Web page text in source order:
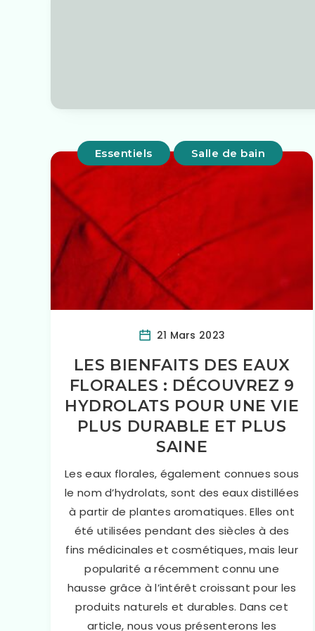
Essentiels Salle de bain
21 Mars 2023
LES BIENFAITS DES EAUX
FLORALES : DÉCOUVREZ 9
HYDROLATS POUR UNE VIE
PLUS DURABLE ET PLUS
SAINE
Les eaux florales, également connues sous
le nom d’hydrolats, sont des eaux distillées
à partir de plantes aromatiques. Elles ont
été utilisées pendant des siècles à des
fins médicinales et cosmétiques, mais leur
popularité a récemment connu une
hausse grâce à l’intérêt croissant pour les
produits naturels et durables. Dans cet
article, nous vous présenterons les